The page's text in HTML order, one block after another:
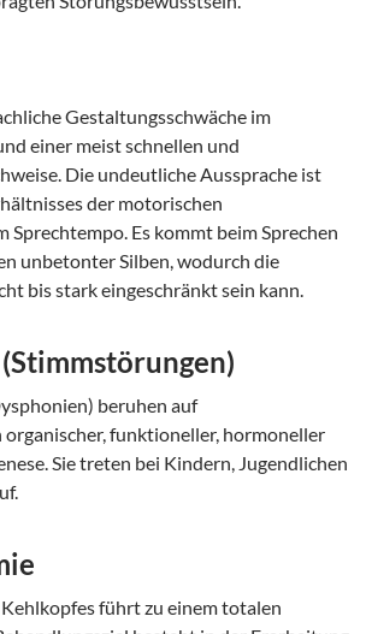
Gestaltungsschwäche im
einer meist schnellen und
Die undeutliche Aussprache ist
der motorischen
Sprechtempo. Es kommt beim Sprechen
unbetonter Silben, wodurch die
bis stark eingeschränkt sein kann.
beruhen auf
funktioneller, hormoneller
Sie treten bei Kindern, Jugendlichen
führt zu einem totalen